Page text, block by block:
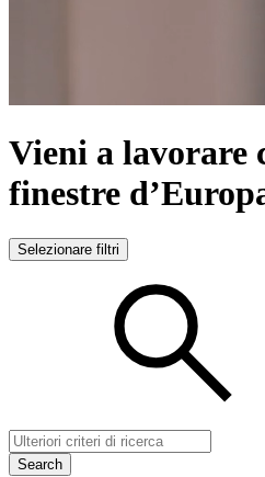
Vieni a lavorare
finestre
Selezionare filtri
Search